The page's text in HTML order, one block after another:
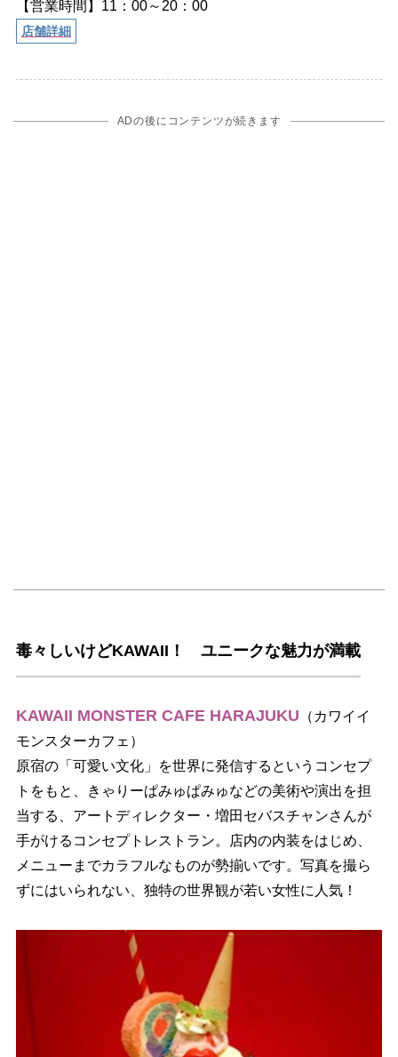
【営業時間】11：00～20：00
店舗詳細
ADの後にコンテンツが続きます
毒々しいけどKAWAII！ ユニークな魅力が満載
KAWAII MONSTER CAFE HARAJUKU （カワイイ
モンスターカフェ）
原宿の「可愛い文化」を世界に発信するというコンセプ
トをもと、きゃりーぱみゅぱみゅなどの美術や演出を担
当する、アートディレクター・増田セバスチャンさんが
手がけるコンセプトレストラン。店内の内装をはじめ、
メニューまでカラフルなものが勢揃いです。写真を撮ら
ずにはいられない、独特の世界観が若い女性に人気！